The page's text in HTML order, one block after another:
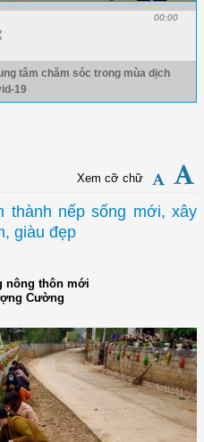
00:00
tâm chăm sóc trong mùa dịch
19
Xem cỡ chữ
thành nếp sống mới, xây
giàu đẹp
nông thôn mới
Cường